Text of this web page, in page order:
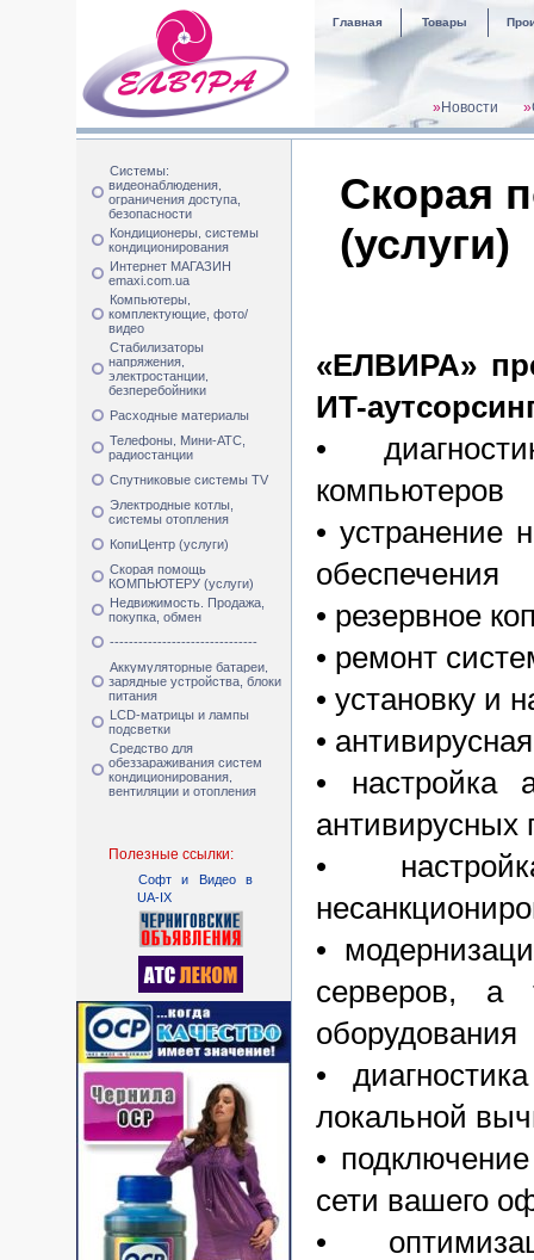
Главная Товары
»Новости »
Системы:
видеонаблюдения,
ограничения доступа,
безопасности
Кондиционеры, системы
кондиционирования
Интернет МАГАЗИН
emaxi.com.ua
Компьютеры,
комплектующие, фото/
видео
Стабилизаторы
напряжения,
электростанции,
безперебойники
Расходные материалы
Телефоны, Мини-АТС,
радиостанции
Спутниковые системы TV
Электродные котлы,
системы отопления
КопиЦентр (услуги)
Скорая помощь
КОМПЬЮТЕРУ (услуги)
Недвижимость. Продажа,
покупка, обмен
-------------------------------
Аккумуляторные батареи,
зарядные устройства, блоки
питания
LCD-матрицы и лампы
подсветки
Средство для
обеззараживания систем
кондиционирования,
вентиляции и отопления
Полезные ссылки:
Cофт и Видео в
UA-IX
Скорая
(услуги)
«ЕЛВИРА»
ИT-
•
компьютеров
• устранение
обеспечения
• резервное
• ремонт
• установку и
•
• настройка
антивирусных
•
•
серверов, а
оборудования
•
локальной
•
сети вашего
•